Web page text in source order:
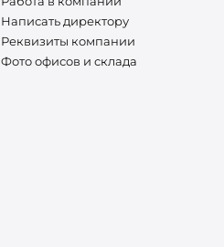
Написать директору
Реквизиты компании
Фото офисов и склада